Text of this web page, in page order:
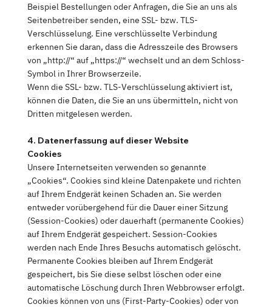
Beispiel Bestellungen oder Anfragen, die Sie an uns als
Seitenbetreiber senden, eine SSL- bzw. TLS-
Verschlüsselung. Eine verschlüsselte Verbindung
erkennen Sie daran, dass die Adresszeile des Browsers
von „http://“ auf „https://“ wechselt und an dem Schloss-
Symbol in Ihrer Browserzeile.
Wenn die SSL- bzw. TLS-Verschlüsselung aktiviert ist,
können die Daten, die Sie an uns übermitteln, nicht von
Dritten mitgelesen werden.
4. Datenerfassung auf dieser Website
Cookies
Unsere Internetseiten verwenden so genannte
„Cookies“. Cookies sind kleine Datenpakete und richten
auf Ihrem Endgerät keinen Schaden an. Sie werden
entweder vorübergehend für die Dauer einer Sitzung
(Session-Cookies) oder dauerhaft (permanente Cookies)
auf Ihrem Endgerät gespeichert. Session-Cookies
werden nach Ende Ihres Besuchs automatisch gelöscht.
Permanente Cookies bleiben auf Ihrem Endgerät
gespeichert, bis Sie diese selbst löschen oder eine
automatische Löschung durch Ihren Webbrowser erfolgt.
Cookies können von uns (First-Party-Cookies) oder von